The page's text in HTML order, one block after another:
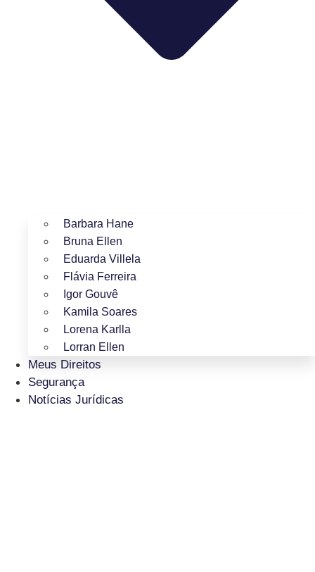
Barbara Hane
Bruna Ellen
Eduarda Villela
Flávia Ferreira
Igor Gouvê
Kamila Soares
Lorena Karlla
Lorran Ellen
Meus Direitos
Segurança
Notícias Jurídicas